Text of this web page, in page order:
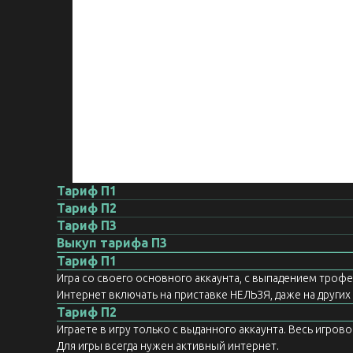
Тариф П1
Тариф П2
Тариф П3
Выкуп тарифа П3
Тариф П1
Игра со своего основного аккаунта, с выпадением
Интернет включать на приставке НЕЛЬЗЯ, даже на
Тариф П2
Играете в игру только с выданного аккаунта. Весь
Для игры всегда нужен активный интернет.